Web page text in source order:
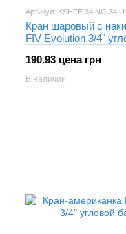
Артикул: KSHFE 34 NG 34 U
Кран шаровый с
FIV Evolution 3/4"
190.93 цена грн
В наличии